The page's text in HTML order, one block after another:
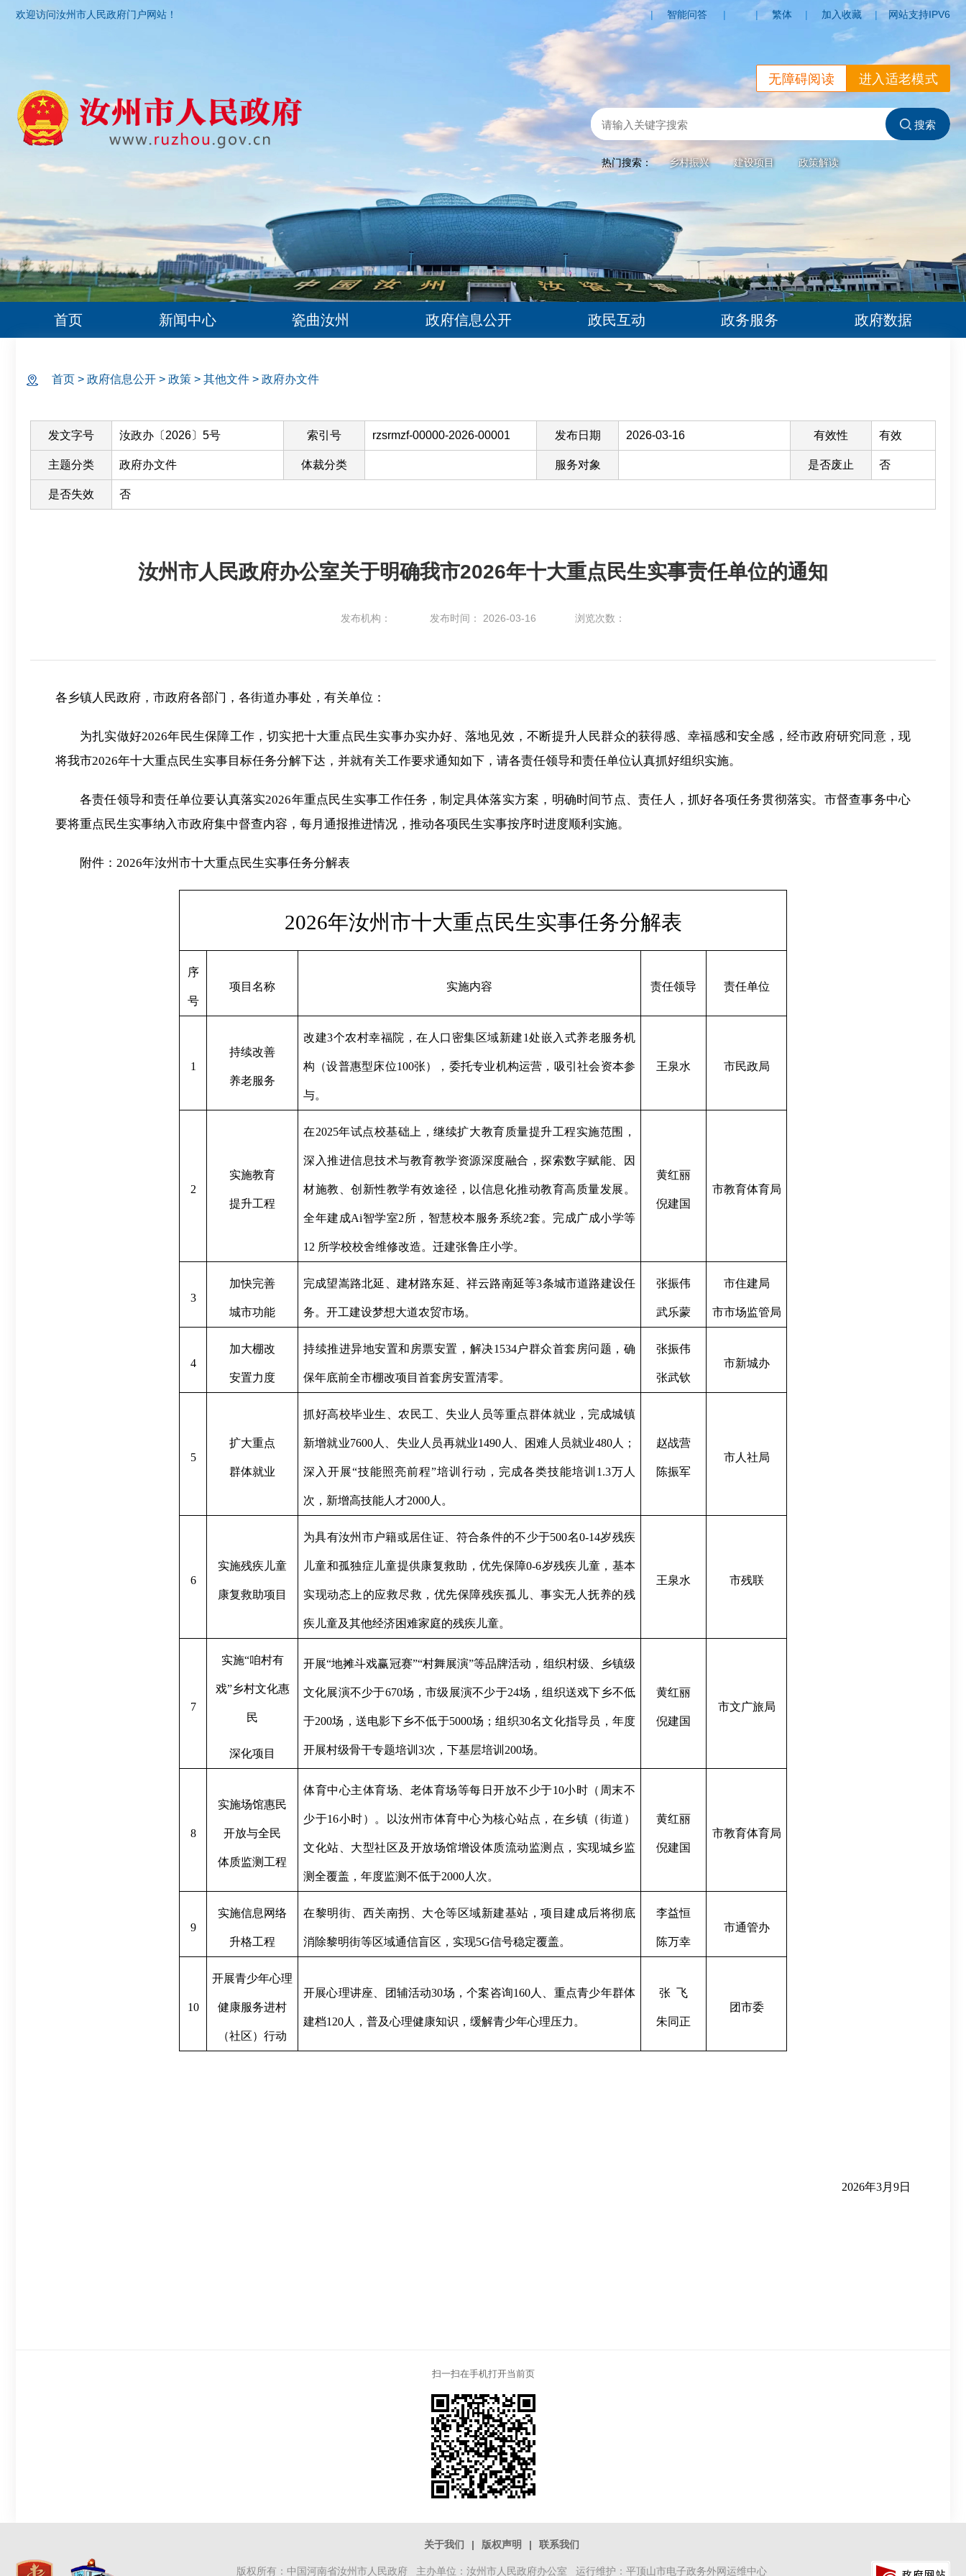
欢迎访问汝州市人民政府门户网站！ | 智能问答 | | 繁体 | 加入收藏 | 网站支持IPV6
进入适老模式
无障碍阅读
热门搜索： 乡村振兴 建设项目 政策解读
首页 新闻中心 瓷曲汝州 政府信息公开 政民互动 政务服务 政府数据
首页 > 政府信息公开 > 政策 > 其他文件 > 政府办文件
发文字号 汝政办〔2026〕5号 索引号 rzsrmzf-00000-2026-00001 发布日期 2026-03-16 有效性 有效
主题分类 政府办文件 体裁分类 服务对象 是否废止 否
是否失效 否
汝州市人民政府办公室关于明确我市2026年十大重点民生实事责任单位的通知
发布机构： 发布时间： 2026-03-16 浏览次数：
各乡镇人民政府，市政府各部门，各街道办事处，有关单位：
为扎实做好2026年民生保障工作，切实把十大重点民生实事办实办好、落地见效，不断提升人民群众的获得感、幸福感和安全感，经市政府研究同意，现
将我市2026年十大重点民生实事目标任务分解下达，并就有关工作要求通知如下，请各责任领导和责任单位认真抓好组织实施。
各责任领导和责任单位要认真落实2026年重点民生实事工作任务，制定具体落实方案，明确时间节点、责任人，抓好各项任务贯彻落实。市督查事务中心
要将重点民生实事纳入市政府集中督查内容，每月通报推进情况，推动各项民生实事按序时进度顺利实施。
附件：2026年汝州市十大重点民生实事任务分解表
2026年汝州市十大重点民生实事任务分解表
序
号
项目名称 实施内容 责任领导 责任单位
1
持续改善
养老服务
改建3个农村幸福院，在人口密集区域新建1处嵌入式养老服务机
构（设普惠型床位100张），委托专业机构运营，吸引社会资本参
与。
王泉水 市民政局
2
实施教育
提升工程
在2025年试点校基础上，继续扩大教育质量提升工程实施范围，
深入推进信息技术与教育教学资源深度融合，探索数字赋能、因
材施教、创新性教学有效途径，以信息化推动教育高质量发展。
全年建成Ai智学室2 所，智慧校本服务系统2套。完成广成小学等
12 所学校校舍维修改造。迁建张鲁庄小学。
黄红丽
倪建国
市教育体育局
3
加快完善
城市功能
完成望嵩路北延、建材路东延、祥云路南延等3条城市道路建设任
务。开工建设梦想大道农贸市场。
张振伟
武乐蒙
市住建局
市市场监管局
4
加大棚改
安置力度
持续推进异地安置和房票安置，解决1534户群众首套房问题，确
保年底前全市棚改项目首套房安置清零。
张振伟
张武钦
市新城办
5
扩大重点
群体就业
抓好高校毕业生、农民工、失业人员等重点群体就业，完成城镇
新增就业7600人、失业人员再就业1490 人、困难人员就业480人；
深入开展“技能照亮前程”培训行动，完成各类技能培训 1.3万人
次，新增高技能人才2000人。
赵战营
陈振军
市人社局
6
实施残疾儿童
康复救助项目
为具有汝州市户籍或居住证、符合条件的不少于500名0-14岁残疾
儿童和孤独症儿童提供康复救助，优先保障0-6岁残疾儿童，基本
实现动态上的应救尽救，优先保障残疾孤儿、事实无人抚养的残
疾儿童及其他经济困难家庭的残疾儿童。
王泉水 市残联
7
实施“咱村有
戏”乡村文化惠
民
深化项目
开展“地摊斗戏赢冠赛”“村舞展演”等品牌活动，组织村级、乡镇级
文化展演不少于670场，市级展演不少于24场，组织送戏下乡不低
于200场，送电影下乡不低于5000场；组织30名文化指导员，年度
开展村级骨干专题培训 3次，下基层培训 200场。
黄红丽
倪建国
市文广旅局
8
实施场馆惠民
开放与全民
体质监测工程
体育中心主体育场、老体育场等每日开放不少于10小时（周末不
少于16小时）。以汝州市体育中心为核心站点，在乡镇（街道）
文化站、大型社区及开放场馆增设体质流动监测点，实现城乡监
测全覆盖 ， 年度监测不低于2000人次。
黄红丽
倪建国
市教育体育局
9
实施信息网络
升格工程
在黎明街、西关南拐、大仓等区域新建基站，项目建成后将彻底
消除黎明街等区域通信盲区，实现5G信号稳定覆盖。
李益恒
陈万幸
市通管办
10
开展青少年心理
健康服务进村
（社区）行动
开展心理讲座、团辅活动30场，个案咨询160人、重点青少年群体
建档120人，普及心理健康知识，缓解青少年心理压力。
张 飞
朱同正
团市委
2026年3月9日
扫一扫在手机打开当前页
关于我们 | 版权声明 | 联系我们
版权所有：中国河南省汝州市人民政府 主办单位：汝州市人民政府办公室 运行维护：平顶山市电子政务外网运维中心